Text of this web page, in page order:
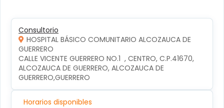
Consultorio
HOSPITAL BÁSICO COMUNITARIO ALCOZAUCA DE
GUERRERO
CALLE VICENTE GUERRERO NO.1  , CENTRO, C.P.41670,
ALCOZAUCA DE GUERRERO, ALCOZAUCA DE
GUERRERO,GUERRERO
Horarios disponibles